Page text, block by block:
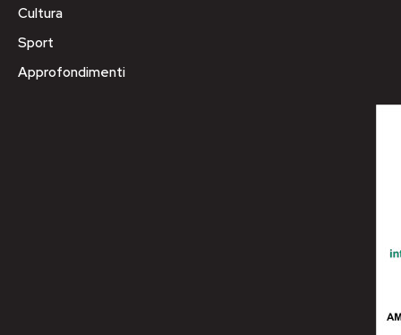
Cultura
Sport
Approfondimenti